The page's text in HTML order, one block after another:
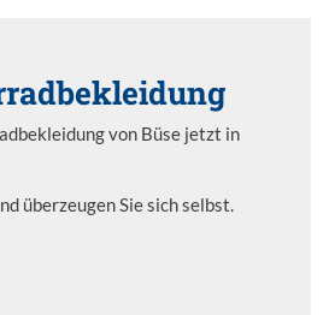
von Büse jetzt in
überzeugen Sie sich selbst.